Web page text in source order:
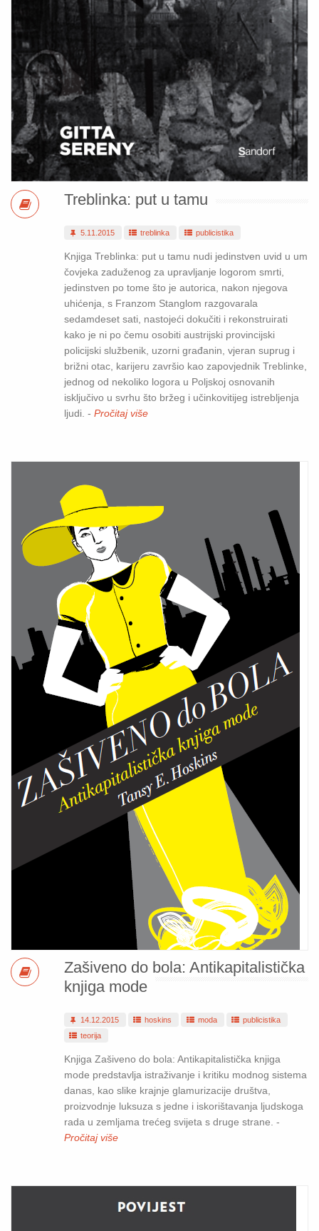
Treblinka: put u tamu
5.11.2015 treblinka publicistika
Knjiga Treblinka: put u tamu nudi jedinstven uvid u um
čovjeka zaduženog za upravljanje logorom smrti,
jedinstven po tome što je autorica, nakon njegova
uhićenja, s Franzom Stanglom razgovarala
sedamdeset sati, nastojeći dokučiti i rekonstruirati
kako je ni po čemu osobiti austrijski provincijski
policijski službenik, uzorni građanin, vjeran suprug i
brižni otac, karijeru završio kao zapovjednik Treblinke,
jednog od nekoliko logora u Poljskoj osnovanih
isključivo u svrhu što bržeg i učinkovitijeg istrebljenja
ljudi. - Pročitaj više
Zašiveno do bola: Antikapitalistička
knjiga mode
14.12.2015 hoskins moda
publicistika
teorija
Knjiga Zašiveno do bola: Antikapitalistička knjiga
mode predstavlja istraživanje i kritiku modnog sistema
danas, kao slike krajnje glamurizacije društva,
proizvodnje luksuza s jedne i iskorištavanja ljudskoga
rada u zemljama trećeg svijeta s druge strane. -
Pročitaj više